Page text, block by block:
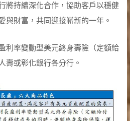
將持續深化合作，協助客戶以穩健
與財富，共同迎接嶄新的一年。
利率變動型美元終身壽險（定額給
壽或彰化銀行各分行。